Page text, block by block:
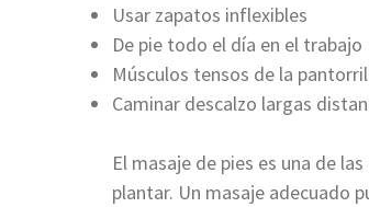
Usar zapatos inflexibles
De pie todo el día en el trabajo
Músculos tensos de la
Caminar descalzo largas
El masaje de pies es una de
plantar. Un masaje adecuado